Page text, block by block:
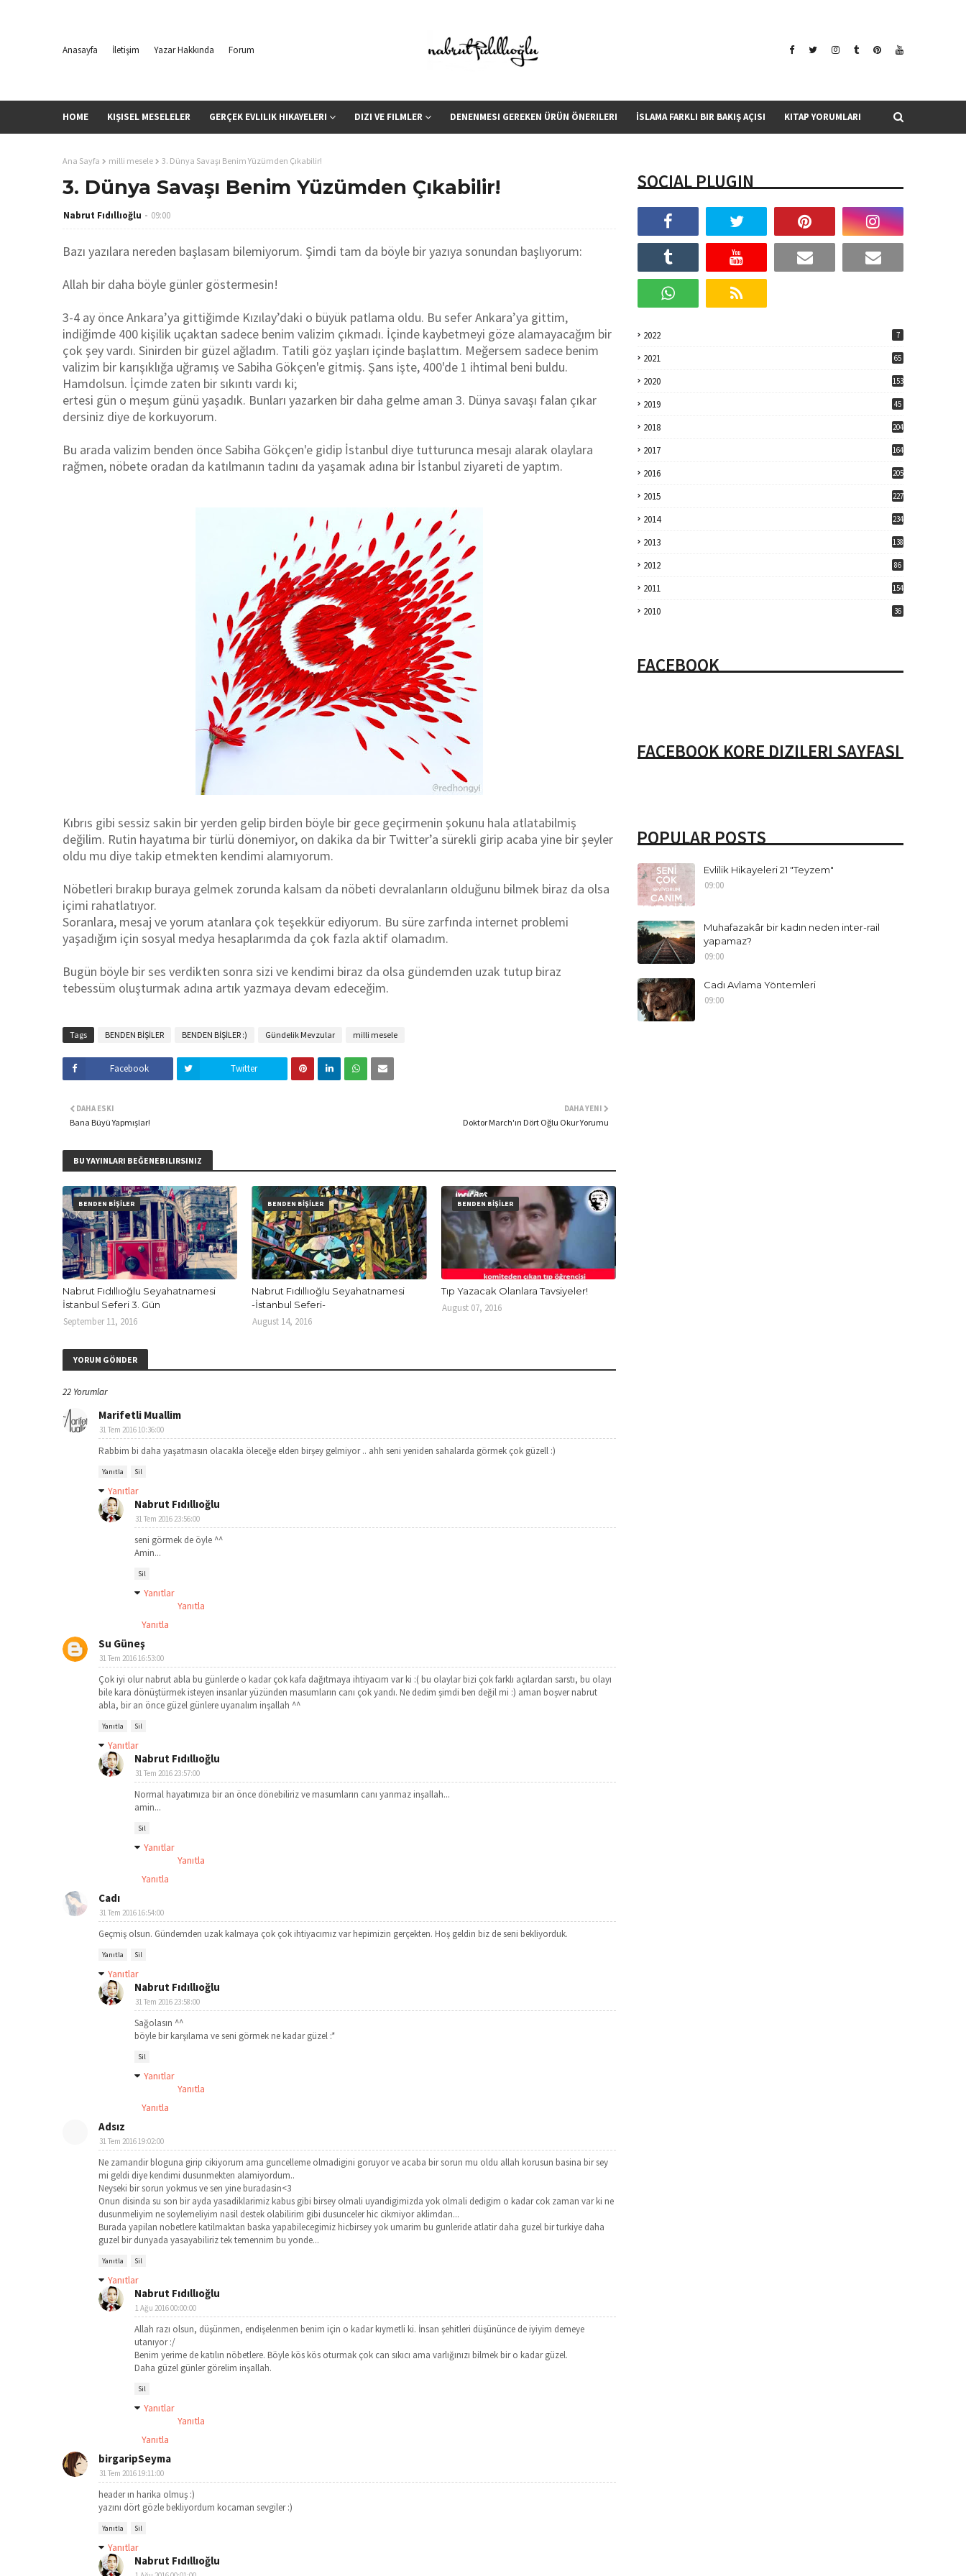
Anasayfa İletişim Yazar Hakkında Forum
HOME KIŞISEL MESELELER GERÇEK EVLILIK HIKAYELERI DIZI VE FILMLER DENENMESI GEREKEN ÜRÜN ÖNERILERI İSLAMA FARKLI BIR BAKIŞ AÇISI KITAP YORUMLARI
Ana Sayfa milli mesele 3. Dünya Savaşı Benim Yüzümden Çıkabilir!
3. Dünya Savaşı Benim Yüzümden Çıkabilir!
Nabrut Fıdıllıoğlu 09:00
Bazı yazılara nereden başlasam bilemiyorum. Şimdi tam da böyle bir yazıya sonundan başlıyorum:
Allah bir daha böyle günler göstermesin!
3-4 ay önce Ankara’ya gittiğimde Kızılay’daki o büyük patlama oldu. Bu sefer Ankara’ya gittim,
indiğimde 400 kişilik uçaktan sadece benim valizim çıkmadı. İçinde kaybetmeyi göze alamayacağım bir
çok şey vardı. Sinirden bir güzel ağladım. Tatili göz yaşları içinde başlattım. Meğersem sadece benim
valizim bir karışıklığa uğramış ve Sabiha Gökçen'e gitmiş. Şans işte, 400'de 1 ihtimal beni buldu.
Hamdolsun. İçimde zaten bir sıkıntı vardı ki;
ertesi gün o meşum günü yaşadık. Bunları yazarken bir daha gelme aman 3. Dünya savaşı falan çıkar
dersiniz diye de korkuyorum.
Bu arada valizim benden önce Sabiha Gökçen'e gidip İstanbul diye tutturunca mesajı alarak olaylara
rağmen, nöbete oradan da katılmanın tadını da yaşamak adına bir İstanbul ziyareti de yaptım.
Kıbrıs gibi sessiz sakin bir yerden gelip birden böyle bir gece geçirmenin şokunu hala atlatabilmiş
değilim. Rutin hayatıma bir türlü dönemiyor, on dakika da bir Twitter’a sürekli girip acaba yine bir şeyler
oldu mu diye takip etmekten kendimi alamıyorum.
Nöbetleri bırakıp buraya gelmek zorunda kalsam da nöbeti devralanların olduğunu bilmek biraz da olsa
içimi rahatlatıyor.
Soranlara, mesaj ve yorum atanlara çok teşekkür ediyorum. Bu süre zarfında internet problemi
yaşadığım için sosyal medya hesaplarımda da çok fazla aktif olamadım.
Bugün böyle bir ses verdikten sonra sizi ve kendimi biraz da olsa gündemden uzak tutup biraz
tebessüm oluşturmak adına artık yazmaya devam edeceğim.
Tags BENDEN BİŞİLER BENDEN BİŞİLER :) Gündelik Mevzular milli mesele
Facebook Twitter
DAHA YENI
Doktor March'ın Dört Oğlu Okur Yorumu
DAHA ESKI
Bana Büyü Yapmışlar!
BU YAYINLARI BEĞENEBILIRSINIZ
BENDEN BİŞİLER
Nabrut Fıdıllıoğlu Seyahatnamesi
İstanbul Seferi 3. Gün
September 11, 2016
BENDEN BİŞİLER
Nabrut Fıdıllıoğlu Seyahatnamesi
-İstanbul Seferi-
August 14, 2016
BENDEN BİŞİLER
Tıp Yazacak Olanlara Tavsiyeler!
August 07, 2016
YORUM GÖNDER
22 Yorumlar
Marifetli Muallim
31 Tem 2016 10:36:00
Rabbim bi daha yaşatmasın olacakla öleceğe elden birşey gelmiyor .. ahh seni yeniden sahalarda görmek çok güzell :)
Yanıtla Sil
Yanıtlar
Nabrut Fıdıllıoğlu
31 Tem 2016 23:56:00
seni görmek de öyle ^^
Amin...
Sil
Yanıtlar
Yanıtla
Yanıtla
Su Güneş
31 Tem 2016 16:53:00
Çok iyi olur nabrut abla bu günlerde o kadar çok kafa dağıtmaya ihtiyacım var ki :( bu olaylar bizi çok farklı açılardan sarstı, bu olayı
bile kara dönüştürmek isteyen insanlar yüzünden masumların canı çok yandı. Ne dedim şimdi ben değil mi :) aman boşver nabrut
abla, bir an önce güzel günlere uyanalım inşallah ^^
Yanıtla Sil
Yanıtlar
Nabrut Fıdıllıoğlu
31 Tem 2016 23:57:00
Normal hayatımıza bir an önce dönebiliriz ve masumların canı yanmaz inşallah...
amin...
Sil
Yanıtlar
Yanıtla
Yanıtla
Cadı
31 Tem 2016 16:54:00
Geçmiş olsun. Gündemden uzak kalmaya çok çok ihtiyacımız var hepimizin gerçekten. Hoş geldin biz de seni bekliyorduk.
Yanıtla Sil
Yanıtlar
Nabrut Fıdıllıoğlu
31 Tem 2016 23:58:00
Sağolasın ^^
böyle bir karşılama ve seni görmek ne kadar güzel :*
Sil
Yanıtlar
Yanıtla
Yanıtla
Adsız
31 Tem 2016 19:02:00
Ne zamandir bloguna girip cikiyorum ama guncelleme olmadigini goruyor ve acaba bir sorun mu oldu allah korusun basina bir sey
mi geldi diye kendimi dusunmekten alamiyordum..
Neyseki bir sorun yokmus ve sen yine buradasin<3
Onun disinda su son bir ayda yasadiklarimiz kabus gibi birsey olmali uyandigimizda yok olmali dedigim o kadar cok zaman var ki ne
dusunmeliyim ne soylemeliyim nasil destek olabilirim gibi dusunceler hic cikmiyor aklimdan...
Burada yapilan nobetlere katilmaktan baska yapabilecegimiz hicbirsey yok umarim bu gunleride atlatir daha guzel bir turkiye daha
guzel bir dunyada yasayabiliriz tek temennim bu yonde...
Yanıtla Sil
Yanıtlar
Nabrut Fıdıllıoğlu
1 Ağu 2016 00:00:00
Allah razı olsun, düşünmen, endişelenmen benim için o kadar kıymetli ki. İnsan şehitleri düşününce de iyiyim demeye
utanıyor :/
Benim yerime de katılın nöbetlere. Böyle kös kös oturmak çok can sıkıcı ama varlığınızı bilmek bir o kadar güzel.
Daha güzel günler görelim inşallah.
Sil
Yanıtlar
Yanıtla
Yanıtla
birgaripSeyma
31 Tem 2016 19:11:00
header ın harika olmuş :)
yazını dört gözle bekliyordum kocaman sevgiler :)
Yanıtla Sil
Yanıtlar
Nabrut Fıdıllıoğlu
SOCIAL PLUGIN
2022 7
2021 65
2020 153
2019 45
2018 204
2017 164
2016 205
2015 227
2014 234
2013 138
2012 86
2011 154
2010 36
FACEBOOK
FACEBOOK KORE DIZILERI SAYFASI
POPULAR POSTS
Evlilik Hikayeleri 21 "Teyzem"
09:00
Muhafazakâr bir kadın neden inter-rail
yapamaz?
09:00
Cadı Avlama Yöntemleri
09:00